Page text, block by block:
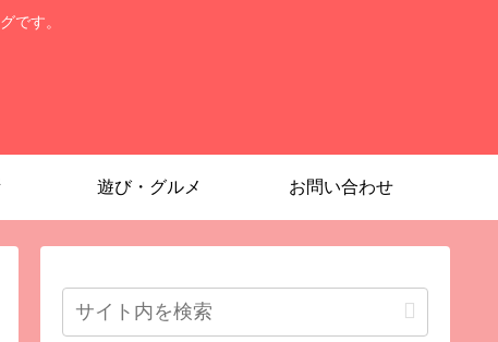
です。
遊び・グルメ お問い合わせ